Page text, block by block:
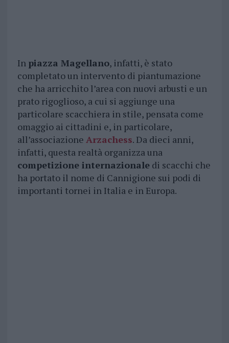
In piazza Magellano, infatti, è stato
completato un intervento di piantumazione
che ha arricchito l’area con nuovi arbusti e un
prato rigoglioso, a cui si aggiunge una
particolare scacchiera in stile, pensata come
omaggio ai cittadini e, in particolare,
all’associazione Arzachess. Da dieci anni,
infatti, questa realtà organizza una
competizione internazionaledi scacchi che
ha portato il nome di Cannigione sui podi di
importanti tornei in Italia e in Europa.